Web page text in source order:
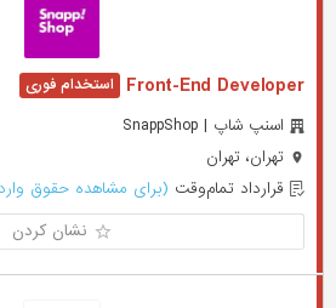
Front-End Developer
اسنپ شاپ | SnappShop
تهران، تهران
قرارداد تمام‌وقت (برای مشاهده حقوق
نشان کردن